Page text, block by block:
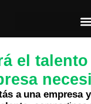
el
a una empresa